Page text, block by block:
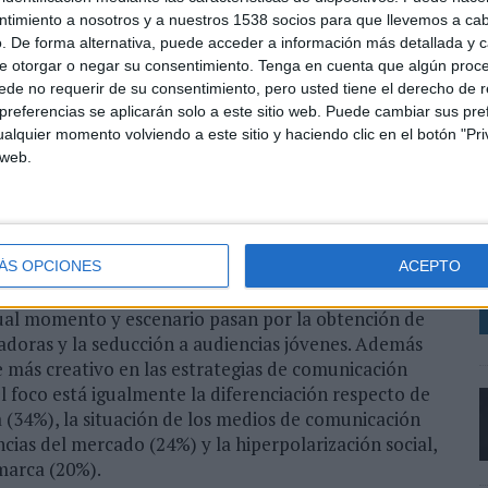
a nosotros y a nuestros 1538 socios para que llevemos a
De forma alternativa, puede acceder a información más detallada y
otorgar o negar su consentimiento. Tenga en cuenta que algún
no requerir de su consentimiento, pero usted tiene el derecho de
se aplicarán solo a este sitio web. Puede cambiar sus
momento volviendo a este sitio y haciendo clic en el botón
OPCIONES ACEPTO
de crecimiento para sus compañías. Esta
disparar el ROI en todas las acciones que
o retos a los que se enfrentan los
edición del estudio de la agencia y consultora
de los dircom'. Dicho estudio se basa en una
de empresas de la región Iberia (España y
turismo, motor, moda, retail, gran consumo,
y formatos para llegar al público ya es la segunda
Y aunque parecía que se había superado,
tercera preocupación en la lista (45%).
momento y escenario pasan por la obtención de
y la seducción a audiencias jóvenes. Además
creativo en las estrategias de comunicación
foco está igualmente la diferenciación respecto de
la situación de los medios de comunicación
del mercado (24%) y la hiperpolarización social,
(20%).